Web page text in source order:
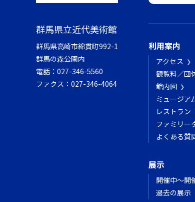
群馬県立近代美術館
群馬県高崎市綿貫町992-1
群馬の森公園内
電話： 027-346-5560
ファクス： 027-346-4064
利用案内
アクセス
観覧料／団
館内図
ミュージア
レストラン
ファミリー
よくある質
展示
開催中～開
過去の展示